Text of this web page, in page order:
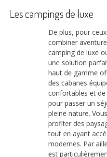
Les campings de luxe
De plus, pour
combiner
camping de luxe
une solution
haut de gamme
des cabanes
confortables et
pour passer un
pleine nature.
profiter des
tout en ayant
modernes. Par
est